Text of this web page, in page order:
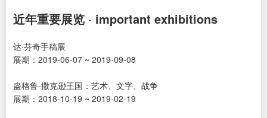
近年重要展览 · important exhibitions
达·芬奇手稿展
展期：2019-06-07 ~ 2019-09-08
盎格鲁-撒克逊王国：艺术、文字、战争
展期：2018-10-19 ~ 2019-02-19